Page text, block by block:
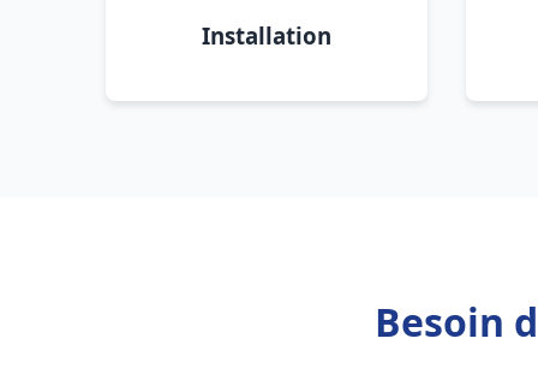
Installation
Besoin